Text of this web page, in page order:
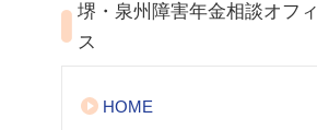
堺・泉州障害年金相談オフィ
ス
HOME